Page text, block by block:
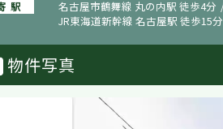
駅
名古屋市鶴舞線 丸の内駅 徒歩4分
JR東海道新幹線 名古屋駅 徒歩15分
物件写真